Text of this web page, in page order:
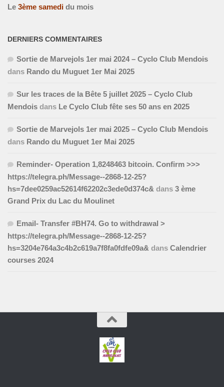
Le 3ème samedi du mois
DERNIERS COMMENTAIRES
Sortie de Marvejols 1er mai 2024 – Cyclo Club Mendois
dans Rando du Muguet 1er Mai 2025
Sur les traces de la Bête 5 juillet 2025 – Cyclo Club
Mendois dans Le Cyclo Club fête ses 50 ans en 2025
Sortie de Marvejols 1er mai 2025 – Cyclo Club Mendois
dans Rando du Muguet 1er Mai 2025
Reminder- Operation 1,8248463 bitcoin. Confirm >>>
https://telegra.ph/Message--2868-12-25?
hs=7dee0259ac52614f62202c3ede0d374c& dans 3 ème
Grand Prix du Lac du Moulinet
Email- Transfer #BH74. Go to withdrawal >
https://telegra.ph/Message--2868-12-25?
hs=3204e764a3c4b2c619a7f8fa0fdfe09a& dans Calendrier
courses 2024